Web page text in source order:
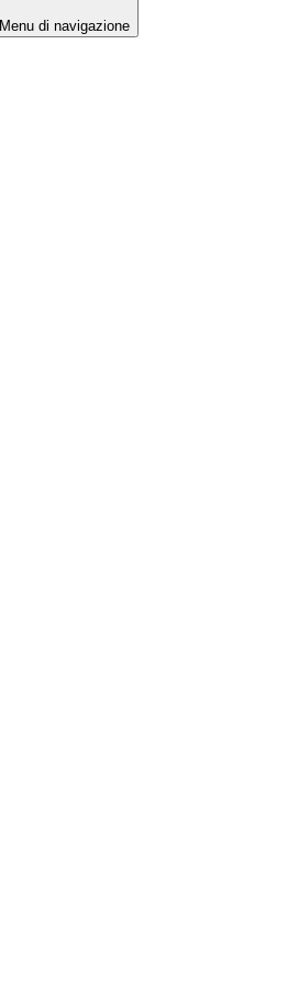
Menu di navigazione